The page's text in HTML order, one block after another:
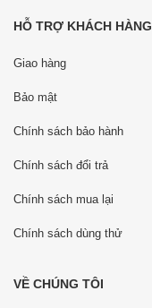
HỖ TRỢ KHÁCH HÀNG
Giao hàng
Bảo mật
Chính sách bảo hành
Chính sách đổi trả
Chính sách mua lại
Chính sách dùng thử
VỀ CHÚNG TÔI